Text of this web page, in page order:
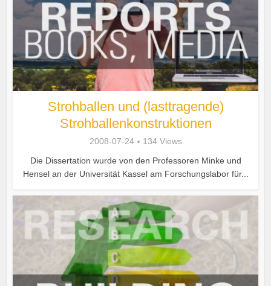
Strohballen und (lasttragende)
Strohballenkonstruktionen
2008-07-24
134 Views
Die Dissertation wurde von den Professoren Minke und
Hensel an der Universität Kassel am Forschungslabor für...